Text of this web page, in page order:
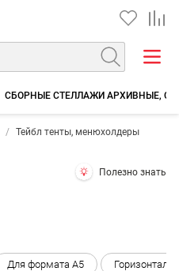
СБОРНЫЕ СТЕЛЛАЖИ АРХИВНЫЕ,
Тейбл тенты, менюхолдеры
Полезно знать
Для формата А5